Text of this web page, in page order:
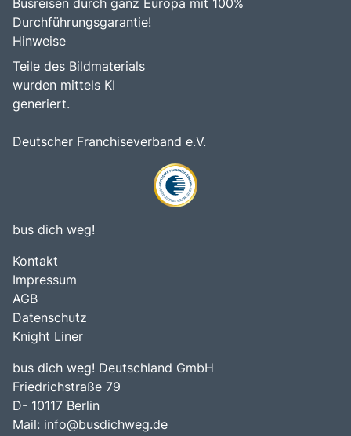
Busreisen durch ganz Europa mit 100%
Durchführungsgarantie!
Hinweise
Teile des Bildmaterials
wurden mittels KI
generiert.
Deutscher Franchiseverband e.V.
bus dich weg!
Kontakt
Impressum
AGB
Datenschutz
Knight Liner
bus dich weg! Deutschland GmbH
Friedrichstraße 79
D- 10117 Berlin
Mail: info@busdichweg.de